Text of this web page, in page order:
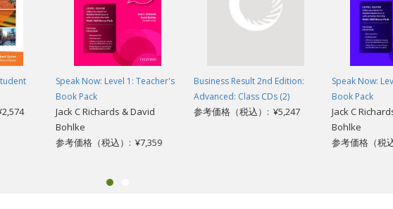
Speak Now: Level 1: Teacher's
Book Pack
Jack C Richards & David
Bohlke
参考価格（税込）: ¥7,359
Business Result 2nd Edition:
Advanced: Class CDs (2)
参考価格（税込）: ¥5,247
Speak Now:
Book Pack
Jack C
Bohlke
参考価格（税